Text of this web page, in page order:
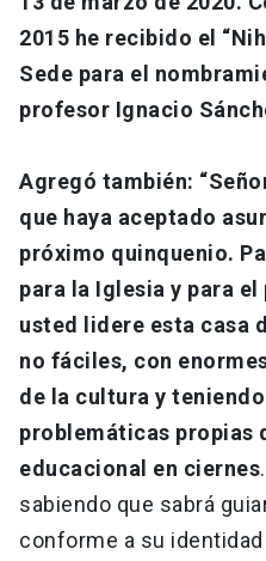
2015 he recibido el
Sede para el
profesor Ignacio
Agregó también:
que haya aceptado
próximo quinquenio.
para la Iglesia y para el
usted lidere esta casa
no fáciles, con
de la cultura y
problemáticas propias
educacional en ciernes
sabiendo que sabrá
conforme a su